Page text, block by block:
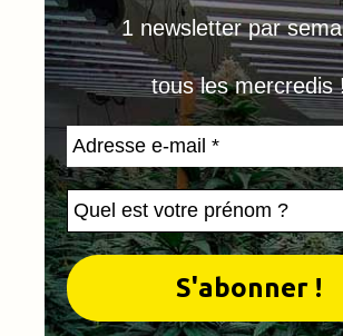
1 newsletter par
tous les mercredis